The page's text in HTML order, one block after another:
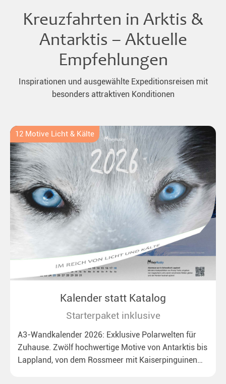
Kreuzfahrten in Arktis &
Antarktis – Aktuelle
Empfehlungen
Inspirationen und ausgewählte Expeditionsreisen mit
besonders attraktiven Konditionen
12 Motive Licht & Kälte
Kalender statt Katalog
Starterpaket inklusive
A3-Wandkalender 2026: Exklusive Polarwelten für
Zuhause. Zwölf hochwertige Motive von Antarktis bis
Lappland, von dem Rossmeer mit Kaiserpinguinen